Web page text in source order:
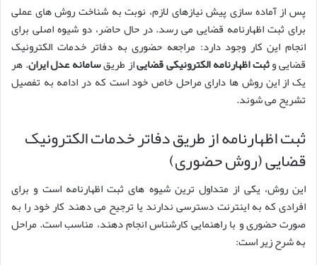
پس از آماده سازی پیش نیازهای لازم، نوبت به شناخت روش های عملی
برای ثبت اظهارنامه قضایی می رسد. در حال حاضر، دو شیوه اصلی برای
انجام این کار وجود دارد: مراجعه حضوری به دفاتر خدمات الکترونیک
قضایی وثبت اظهارنامه الکترونیکی قضاییاز طریقسامانه عدل ایران. هر
یک از این روش ها دارای مراحل خاص خود است که در ادامه به تفصیل
تشریح می شوند.
ثبت اظهارنامه از طریق دفاتر خدمات الکترونیک
قضایی (روش حضوری)
این روش، یکی از متداول ترین شیوه های ثبت اظهارنامه است و برای
افرادی که به اینترنت دسترسی ندارند یا ترجیح می دهند کار خود را به
صورت حضوری و با راهنمایی کارشناس انجام دهند، مناسب است. مراحل
به شرح زیر است: